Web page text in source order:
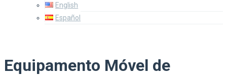
English
Español
Equipamento Móvel de